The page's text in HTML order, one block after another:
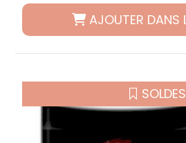
AJOUTER DANS
SOLDES